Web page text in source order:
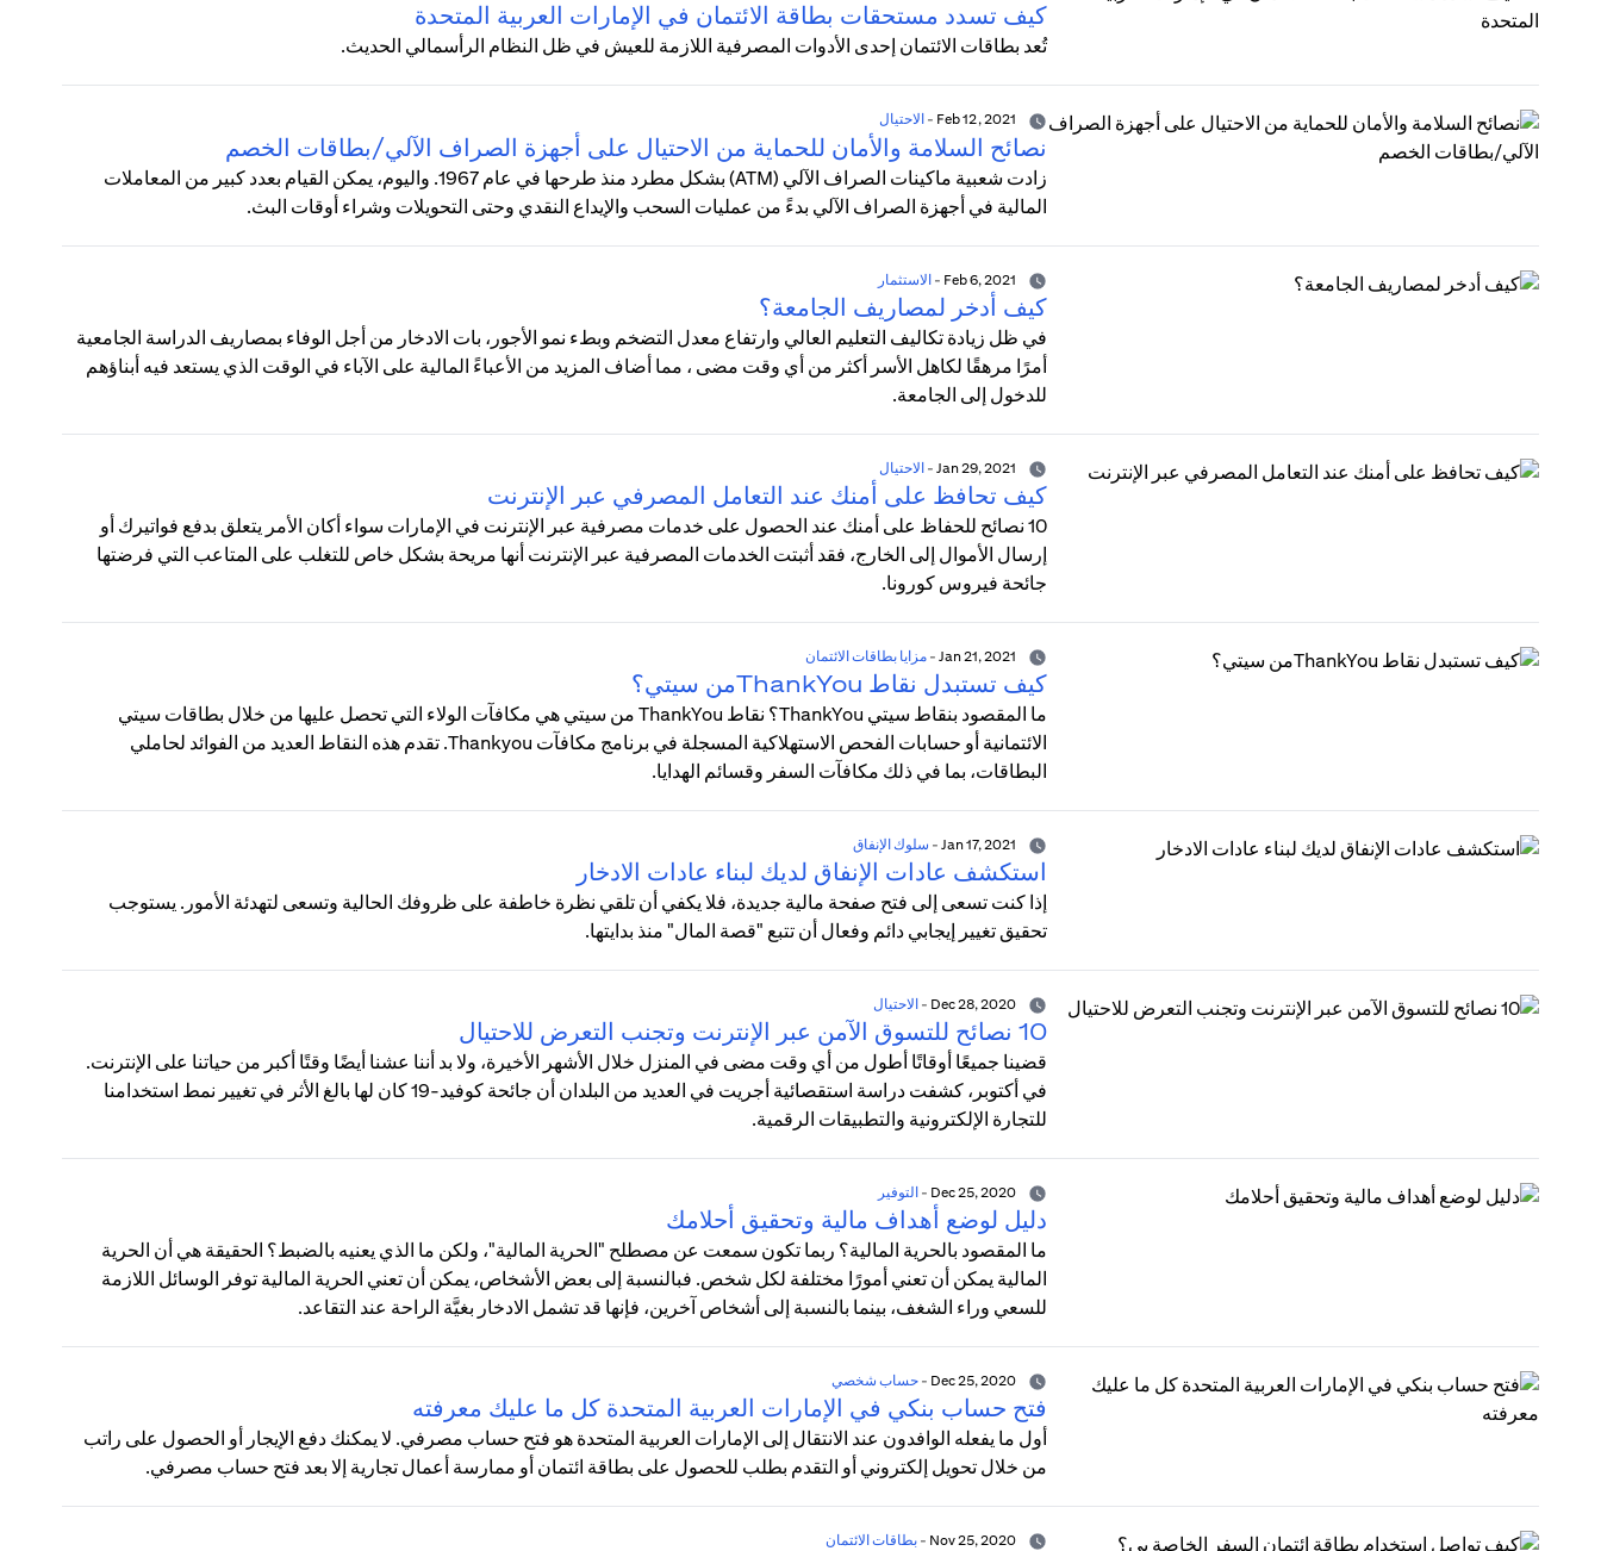
كيف تسدد مستحقات بطاقة الائتمان في الإمارات العربية المتحدة
تُعد بطاقات الائتمان إحدى الأدوات المصرفية اللازمة للعيش في ظل النظام الرأسمالي الحديث.
-الاحتيال
نصائح السلامة والأمان للحماية من الاحتيال على أجهزة الصراف الآلي/بطاقات الخصم
زادت شعبية ماكينات الصراف الآلي (ATM) بشكل مطرد منذ طرحها في عام 1967. واليوم، يمكن القيام بعدد كبير من المعاملات
المالية في أجهزة الصراف الآلي بدءً من عمليات السحب والإيداع النقدي وحتى التحويلات وشراء أوقات البث.
-الاستثمار
كيف أدخر لمصاريف الجامعة؟
في ظل زيادة تكاليف التعليم العالي وارتفاع معدل التضخم وبطء نمو الأجور، بات الادخار من أجل الوفاء بمصاريف الدراسة الجامعية
أمرًا مرهقًا لكاهل الأسر أكثر من أي وقت مضى ، مما أضاف المزيد من الأعباءً المالية على الآباء في الوقت الذي يستعد فيه أبناؤهم
للدخول إلى الجامعة.
-الاحتيال
كيف تحافظ على أمنك عند التعامل المصرفي عبر الإنترنت
10 نصائح للحفاظ على أمنك عند الحصول على خدمات مصرفية عبر الإنترنت في الإمارات سواء أكان الأمر يتعلق بدفع فواتيرك أو
إرسال الأموال إلى الخارج، فقد أثبتت الخدمات المصرفية عبر الإنترنت أنها مريحة بشكل خاص للتغلب على المتاعب التي فرضتها
جائحة فيروس كورونا.
-مزايا بطاقات الائتمان
كيف تستبدل نقاط ThankYouمن سيتي؟
ما المقصود بنقاط سيتي ThankYou؟ نقاط ThankYou من سيتي هي مكافآت الولاء التي تحصل عليها من خلال بطاقات سيتي
الائتمانية أو حسابات الفحص الاستهلاكية المسجلة في برنامج مكافآت Thankyou. تقدم هذه النقاط العديد من الفوائد لحاملي
البطاقات، بما في ذلك مكافآت السفر وقسائم الهدايا.
- سلوك الإنفاق
استكشف عادات الإنفاق لديك لبناء عادات الادخار
إذا كنت تسعى إلى فتح صفحة مالية جديدة، فلا يكفي أن تلقي نظرة خاطفة على ظروفك الحالية وتسعى لتهدئة الأمور. يستوجب
تحقيق تغيير إيجابي دائم وفعال أن تتبع "قصة المال" منذ بدايتها.
Dec 28, 2020
-الاحتيال
10 نصائح للتسوق الآمن عبر الإنترنت وتجنب التعرض للاحتيال
قضينا جميعًا أوقاتًا أطول من أي وقت مضى في المنزل خلال الأشهر الأخيرة، ولا بد أننا عشنا أيضًا وقتًا أكبر من حياتنا على الإنترنت.
في أكتوبر، كشفت دراسة استقصائية أجريت في العديد من البلدان أن جائحة كوفيد-19 كان لها بالغ الأثر في تغيير نمط استخدامنا
للتجارة الإلكترونية والتطبيقات الرقمية.
Dec 25, 2020
-التوفير
دليل لوضع أهداف مالية وتحقيق أحلامك
ما المقصود بالحرية المالية؟ ربما تكون سمعت عن مصطلح "الحرية المالية"، ولكن ما الذي يعنيه بالضبط؟ الحقيقة هي أن الحرية
المالية يمكن أن تعني أمورًا مختلفة لكل شخص. فبالنسبة إلى بعض الأشخاص، يمكن أن تعني الحرية المالية توفر الوسائل اللازمة
للسعي وراء الشغف، بينما بالنسبة إلى أشخاص آخرين، فإنها قد تشمل الادخار بغيَّة الراحة عند التقاعد.
Dec 25, 2020
-حساب شخصي
فتح حساب بنكي في الإمارات العربية المتحدة كل ما عليك معرفته
أول ما يفعله الوافدون عند الانتقال إلى الإمارات العربية المتحدة هو فتح حساب مصرفي. لا يمكنك دفع الإيجار أو الحصول على راتب
من خلال تحويل إلكتروني أو التقدم بطلب للحصول على بطاقة ائتمان أو ممارسة أعمال تجارية إلا بعد فتح حساب مصرفي.
Nov 25, 2020
-بطاقات الائتمان